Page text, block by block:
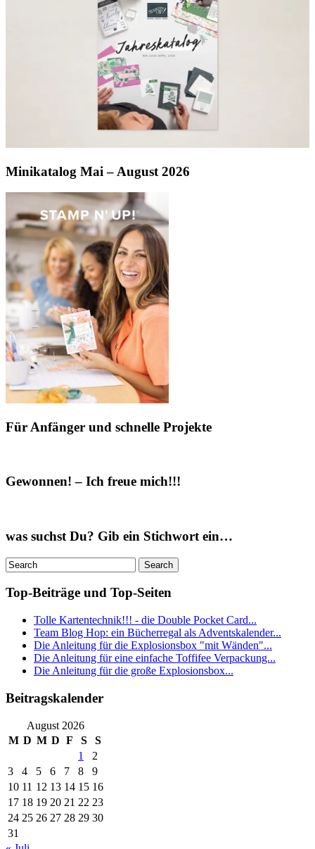
Minikatalog Mai – August 2026
Für Anfänger und schnelle Projekte
Gewonnen! – Ich freue mich!!!
was suchst Du? Gib ein Stichwort ein…
Top-Beiträge und Top-Seiten
Tolle Kartentechnik!!! - die Double Pocket Card...
Team Blog Hop: ein Bücherregal als Adventskalender...
Die Anleitung für die Explosionsbox "mit Wänden"...
Die Anleitung für eine einfache Toffifee Verpackung...
Die Anleitung für die große Explosionsbox...
Beitragskalender
August 2026
M D M D F S
S
1
2
3
4 5 6 7 8
9
10 11 12 13 14 15 16
17 18 19 20 21 22 23
24 25 26 27 28 29 30
31